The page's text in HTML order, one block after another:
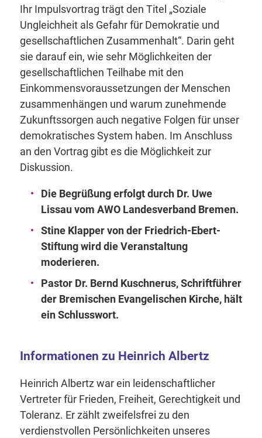
Ihr Impulsvortrag trägt den Titel „Soziale
Ungleichheit als Gefahr für Demokratie und
gesellschaftlichen Zusammenhalt“. Darin geht
sie darauf ein, wie sehr Möglichkeiten der
gesellschaftlichen Teilhabe mit den
Einkommensvoraussetzungen der Menschen
zusammenhängen und warum zunehmende
Zukunftssorgen auch negative Folgen für unser
demokratisches System haben. Im Anschluss
an den Vortrag gibt es die Möglichkeit zur
Diskussion.
Die Begrüßung erfolgt durch Dr. Uwe
Lissau vom AWO Landesverband Bremen.
Stine Klapper von der Friedrich-Ebert-
Stiftung wird die Veranstaltung
moderieren.
Pastor Dr. Bernd Kuschnerus, Schriftführer
der Bremischen Evangelischen Kirche, hält
ein Schlusswort.
Informationen zu Heinrich Albertz
Heinrich Albertz war ein leidenschaftlicher
Vertreter für Frieden, Freiheit, Gerechtigkeit und
Toleranz. Er zählt zweifelsfrei zu den
verdienstvollen Persönlichkeiten unseres